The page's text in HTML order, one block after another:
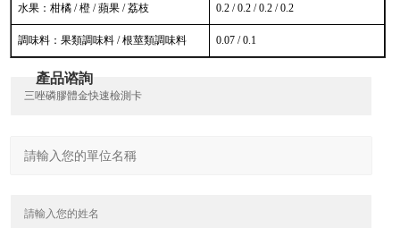
水果：柑橘 / 橙 / 蘋果 / 荔枝 0.2 / 0.2 / 0.2 / 0.2
調味料：果類調味料 / 根莖類調味料 0.07 / 0.1
產品谘詢